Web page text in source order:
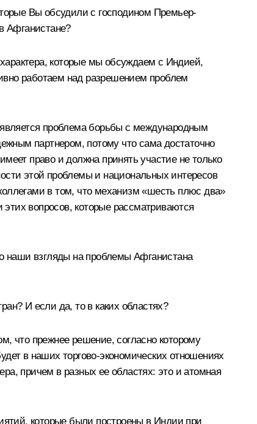
Вы обсудили с господином Премьер-
Афганистане?
которые мы обсуждаем с Индией,
работаем над разрешением проблем
является проблема борьбы с международным
партнером, потому что сама достаточно
право и должна принять участие не только
этой проблемы и национальных интересов
в том, что механизм «шесть плюс два»
вопросов, которые рассматриваются
наши взгляды на проблемы Афганистана
И если да, то в каких областях?
что прежнее решение, согласно которому
в наших торгово-экономических отношениях
причем в разных ее областях: это и атомная
которые были построены в Индии при